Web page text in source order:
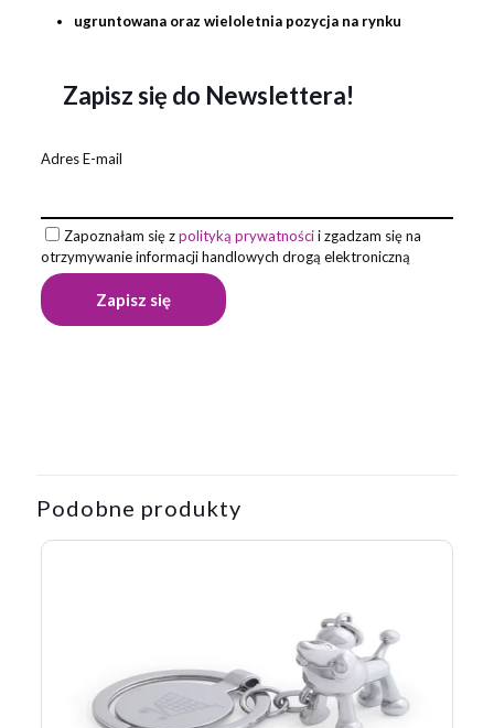
ugruntowana oraz wieloletnia pozycja na rynku
Zapisz się do Newslettera!
Adres E-mail
Zapoznałam się zpolityką prywatnościi zgadzam się na
otrzymywanie informacji handlowych drogą elektroniczną
Podobne produkty